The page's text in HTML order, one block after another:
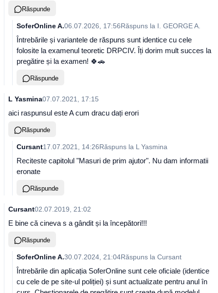
Răspunde
SoferOnline A.06.07.2026, 17:56Răspuns la I. GEORGE A.
Întrebările și variantele de răspuns sunt identice cu cele
folosite la examenul teoretic DRPCIV. Îți dorim mult succes la
pregătire și la examen! 🍀🚗
Răspunde
L Yasmina07.07.2021, 17:15
aici raspunsul este A cum dracu dați erori
Răspunde
Cursant17.07.2021, 14:26Răspuns la L Yasmina
Reciteste capitolul "Masuri de prim ajutor". Nu dam informatii
eronate
Răspunde
Cursant02.07.2019, 21:02
E bine că cineva s a gândit și la începători!!!
Răspunde
SoferOnline A.30.07.2024, 21:04Răspuns la Cursant
Întrebările din aplicația SoferOnline sunt cele oficiale (identice
cu cele de pe site-ul poliției) și sunt actualizate pentru anul în